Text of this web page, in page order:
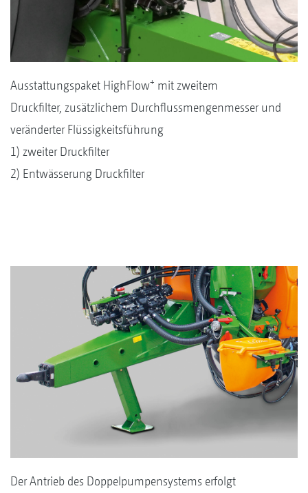
Ausstattungspaket HighFlow+ mit zweitem
Druckfilter, zusätzlichem Durchflussmengenmesser und
veränderter Flüssigkeitsführung
1) zweiter Druckfilter
2) Entwässerung Druckfilter
Der Antrieb des Doppelpumpensystems erfolgt